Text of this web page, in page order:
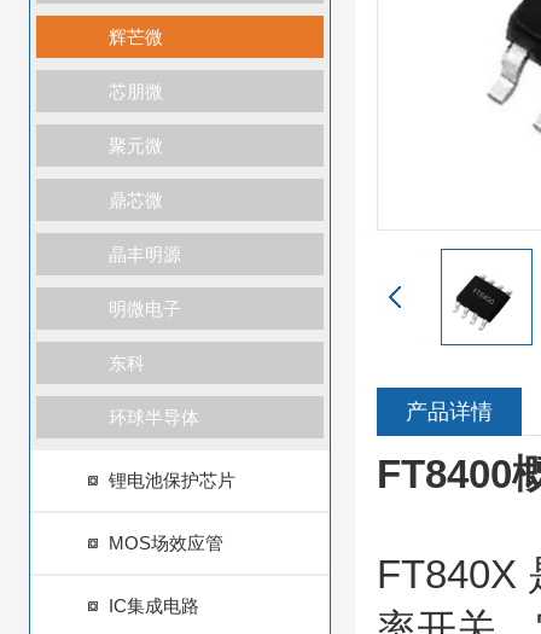
辉芒微
芯朋微
聚元微
鼎芯微
晶丰明源
明微电子
东科
环球半导体
锂电池保护芯片
MOS场效应管
IC集成电路
产品详情
FT8400
FT840X